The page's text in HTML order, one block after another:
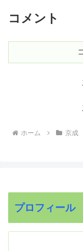
コメント
ホーム 京成
プロフィール